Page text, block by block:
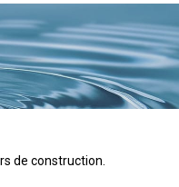
de construction.